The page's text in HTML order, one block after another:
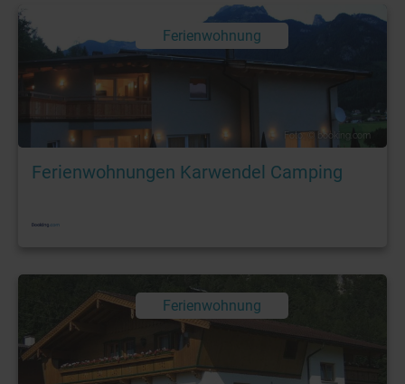
Ferienwohnung
Foto: © booking.com
Ferienwohnungen Karwendel Camping
Ferienwohnung